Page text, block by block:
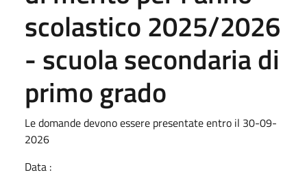
scolastico 2025/2026
- scuola secondaria di
primo grado
Le domande devono essere presentate entro il 30-09-
2026
Data :